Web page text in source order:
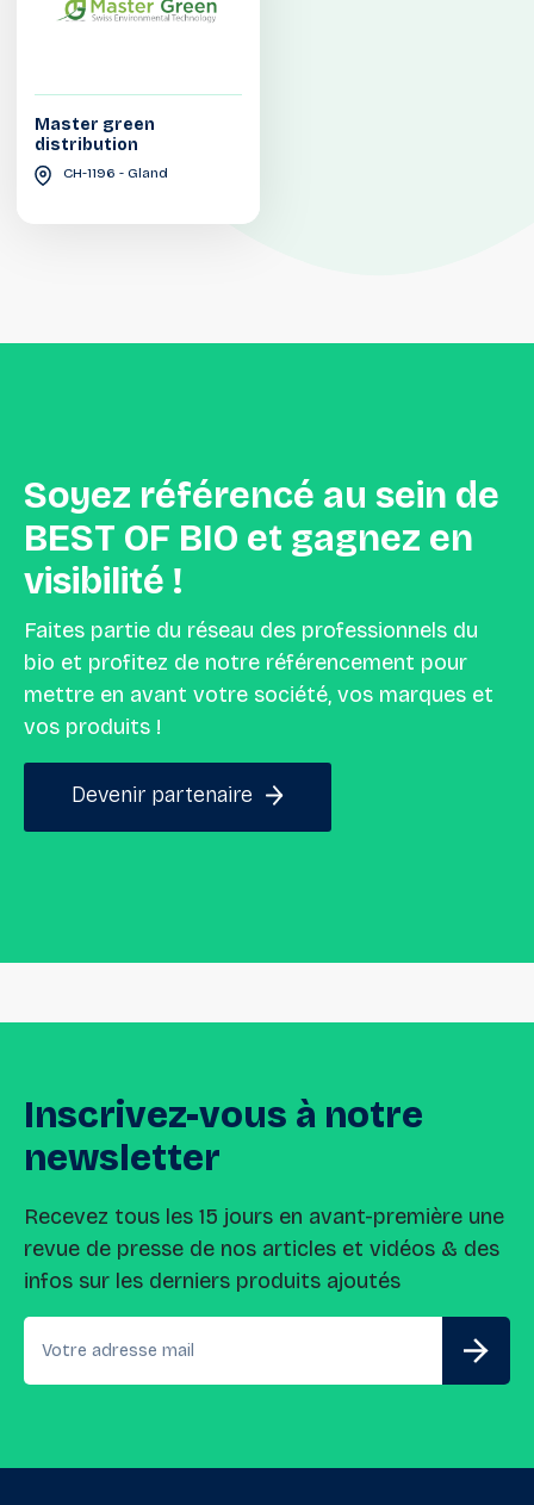
Master green
distribution
CH-1196 - Gland
Soyez référencé au sein de
BEST OF BIO et gagnez en
visibilité !
Faites partie du réseau des professionnels du
bio et profitez de notre référencement pour
mettre en avant votre société, vos marques et
vos produits !
Devenir partenaire
Inscrivez-vous à notre
newsletter
Recevez tous les 15 jours en avant-première une
revue de presse de nos articles et vidéos & des
infos sur les derniers produits ajoutés